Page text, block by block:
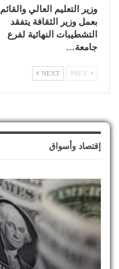
وزير التعليم العالي والقائم
بعمل وزير الثقافة يتفقد
التشطيبات النهائية لفرع
جامعة…
NEXT
إقتصاد وأسواق